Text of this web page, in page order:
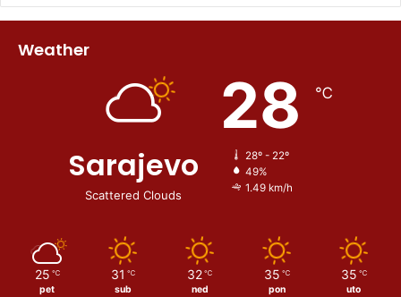
Weather
Sarajevo
Scattered Clouds
28 ℃
28º - 22º
49%
1.49 km/h
25 ℃
pet
31 ℃
sub
32 ℃
ned
35 ℃
pon
35 ℃
uto